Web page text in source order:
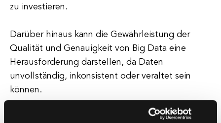
zu investieren.
Darüber hinaus kann die Gewährleistung der
Qualität und Genauigkeit von Big Data eine
Herausforderung darstellen, da Daten
unvollständig, inkonsistent oder veraltet sein
können.